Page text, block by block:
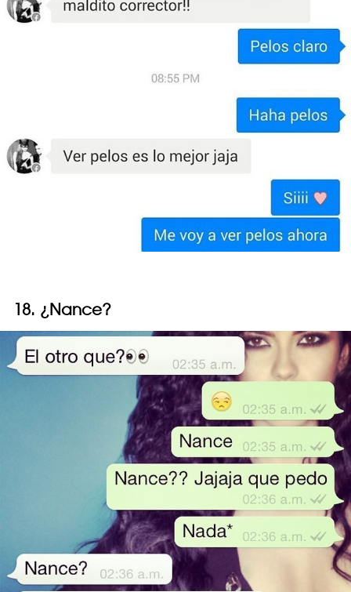
18. ¿Nance?